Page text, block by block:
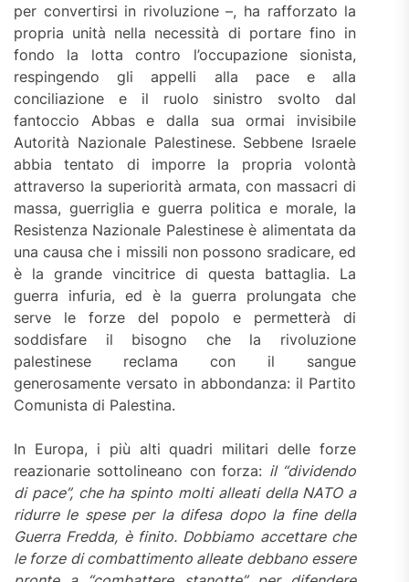
per convertirsi in rivoluzione –, ha rafforzato la
propria unità nella necessità di portare fino in
fondo la lotta contro l’occupazione sionista,
respingendo gli appelli alla pace e alla
conciliazione e il ruolo sinistro svolto dal
fantoccio Abbas e dalla sua ormai invisibile
Autorità Nazionale Palestinese. Sebbene Israele
abbia tentato di imporre la propria volontà
attraverso la superiorità armata, con massacri di
massa, guerriglia e guerra politica e morale, la
Resistenza Nazionale Palestinese è alimentata da
una causa che i missili non possono sradicare, ed
è la grande vincitrice di questa battaglia. La
guerra infuria, ed è la guerra prolungata che
serve le forze del popolo e permetterà di
soddisfare il bisogno che la rivoluzione
palestinese reclama con il sangue
generosamente versato in abbondanza: il Partito
Comunista di Palestina.
In Europa, i più alti quadri militari delle forze
reazionarie sottolineano con forza: il “dividendo
di pace”, che ha spinto molti alleati della NATO a
ridurre le spese per la difesa dopo la fine della
Guerra Fredda, è finito. Dobbiamo accettare che
le forze di combattimento alleate debbano essere